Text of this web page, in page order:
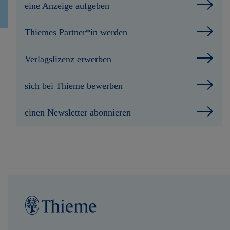
eine Anzeige aufgeben
Thiemes Partner*in werden
Verlagslizenz erwerben
sich bei Thieme bewerben
einen Newsletter abonnieren